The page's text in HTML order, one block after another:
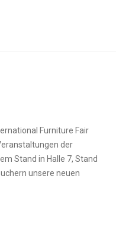
Furniture Fair
der
Stand in Halle 7, Stand
unsere neuen